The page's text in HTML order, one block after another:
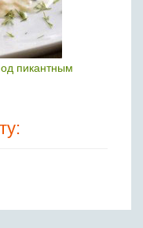
пикантным